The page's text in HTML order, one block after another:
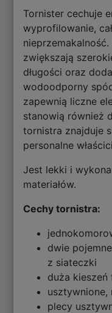
Tornister cechuje
wyprofilowanie,
zwiększają
długości oraz
wodoodporny
zapewnią liczne
stanowią również
tornistra znajduje
personalne
Jest lekki i
materiałów.
Cechy tornistra:
dwie
z siateczki
duża
usztywnione,
plecy